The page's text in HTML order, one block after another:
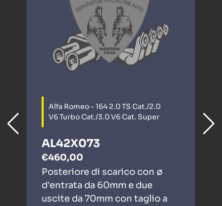
Alfa Romeo - 164 2.0 TS Cat./2.0
V6 Turbo Cat./3.0 V6 Cat. Super
AL42X073
€460,00
Posteriore di scarico con ø
d'entrata da 60mm e due
uscite da 70mm con taglio a